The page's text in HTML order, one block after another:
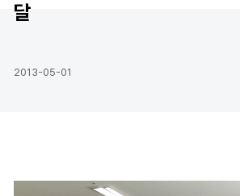
달
2013-05-01